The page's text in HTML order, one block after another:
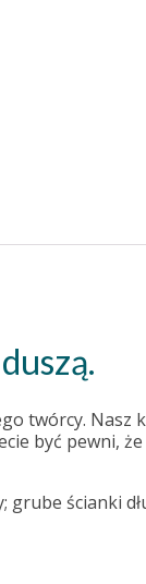
twórcy. Nasz
być pewni,
ścianki